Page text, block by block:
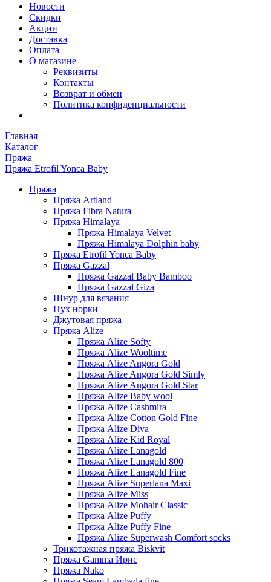
Новости
Скидки
Акции
Доставка
Оплата
О магазине
Реквизиты
Контакты
Возврат и обмен
Политика конфиденциальности
Главная
Каталог
Пряжа
Пряжа Etrofil Yonca Baby
Пряжа
Пряжа Artland
Пряжа Fibra Natura
Пряжа Himalaya
Пряжа Himalaya Velvet
Пряжа Himalaya Dolphin baby
Пряжа Etrofil Yonca Baby
Пряжа Gazzal
Пряжа Gazzal Baby Bamboo
Пряжа Gazzal Giza
Шнур для вязания
Пух норки
Джутовая пряжа
Пряжа Alize
Пряжа Alize Softy
Пряжа Alize Wooltime
Пряжа Alize Angora Gold
Пряжа Alize Angora Gold Simly
Пряжа Alize Angora Gold Star
Пряжа Alize Baby wool
Пряжа Alize Cashmira
Пряжа Alize Cotton Gold Fine
Пряжа Alize Diva
Пряжа Alize Kid Royal
Пряжа Alize Lanagold
Пряжа Alize Lanagold 800
Пряжа Alize Lanagold Fine
Пряжа Alize Superlana Maxi
Пряжа Alize Miss
Пряжа Alize Mohair Classic
Пряжа Alize Puffy
Пряжа Alize Puffy Fine
Пряжа Alize Superwash Comfort socks
Трикотажная пряжа Biskvit
Пряжа Gamma Ирис
Пряжа Nako